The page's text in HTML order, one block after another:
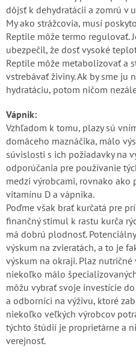
dôjsť k dehydratácii a zomrú v
My ako strážcovia, musí
Reptile môže termo regulovať.
ubezpečil, že dosť vysoké
Reptile môže metabolizovať a
vstrebávať živiny. Ak by sme ju
hydratáciu, potom ničom
Vápnik:
Vzhľadom k tomu, plazy sú
domáceho maznáčika, málo
súvislosti s ich požiadavky na
odporúčania pre používanie
medzi výrobcami, rovnako ako
vitamínu D a vápnika.
Poďme však brať kurčatá pre
finančný stimul k rastu kurča
má dobrú plodnosť.
výskum na zvieratách, a to je
výskum na okraji. Plaz
niekoľko málo
môžu vybrať svoje investície
a odborníci na výživu, ktoré
niekoľko veľkých výrobcov
týchto štúdií je proprietárne a
verejnosť.